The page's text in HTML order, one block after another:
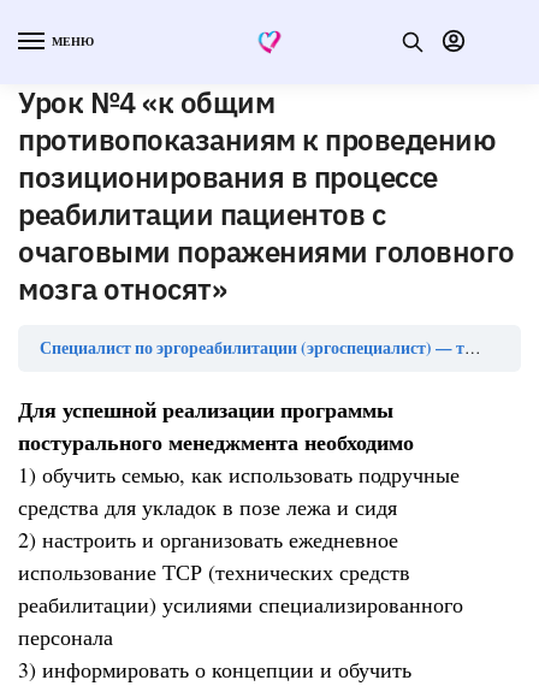
МЕНЮ
Урок №4 «к общим
противопоказаниям к проведению
позиционирования в процессе
реабилитации пациентов с
очаговыми поражениями головного
мозга относят»
Специалист по эргореабилитации (эргоспециалист) — тесты с ответами
Для успешной реализации программы
постурального менеджмента необходимо
1) обучить семью, как использовать подручные
средства для укладок в позе лежа и сидя
2) настроить и организовать ежедневное
использование ТСР (технических средств
реабилитации) усилиями специализированного
персонала
3) информировать о концепции и обучить